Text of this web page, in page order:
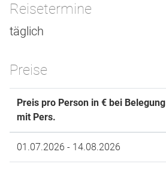
Reisetermine
täglich
Preise
Preis pro Person in € bei Belegung
mit Pers.
01.07.2026 - 14.08.2026